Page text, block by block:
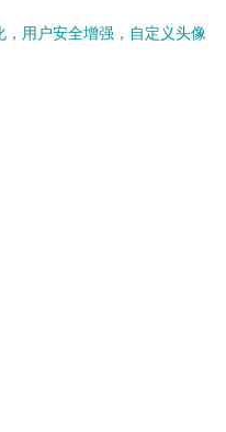
，用户安全增强，自定义头像